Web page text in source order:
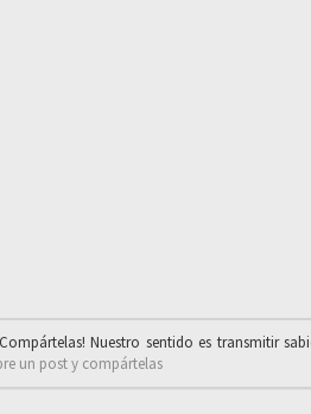
Nuestro sentido es transmitir
un post y compártelas